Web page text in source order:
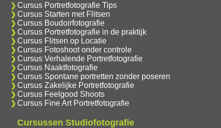
Cursus Portretfotografie Tips
Cursus Starten met Flitsen
Cursus Boudoirfotografie
Cursus Portretfotografie in de praktijk
Cursus Flitsen op Locatie
Cursus Fotoshoot onder controle
Cursus Verhalende Portretfotografie
Cursus Naaktfotografie
Cursus Spontane portretten zonder poseren
Cursus Zakelijke Portretfotografie
Cursus Feelgood Shoots
Cursus Fine Art Portretfotografie
Cursussen Studiofotografie